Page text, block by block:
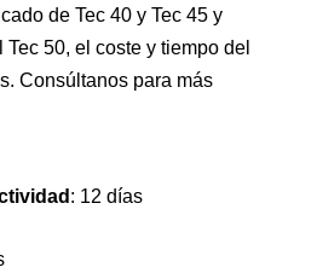
de Tec 40 y Tec 45 y
50, el coste y tiempo del
Consúltanos para más
: 12 días